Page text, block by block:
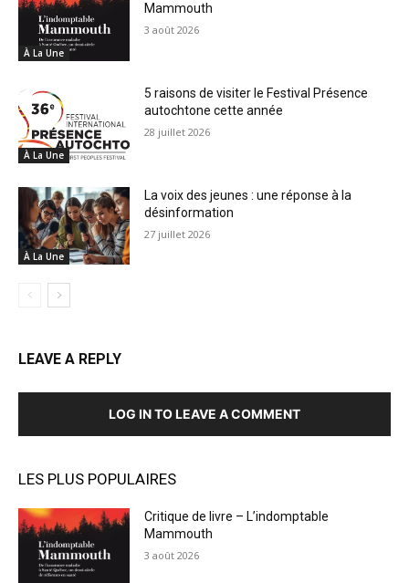
À La Une
Mammouth
3 août 2026
À La Une
5 raisons de visiter le Festival Présence
autochtone cette année
28 juillet 2026
À La Une
La voix des jeunes : une réponse à la
désinformation
27 juillet 2026
LEAVE A REPLY
LOG IN TO LEAVE A COMMENT
LES PLUS POPULAIRES
Critique de livre – L’indomptable
Mammouth
3 août 2026